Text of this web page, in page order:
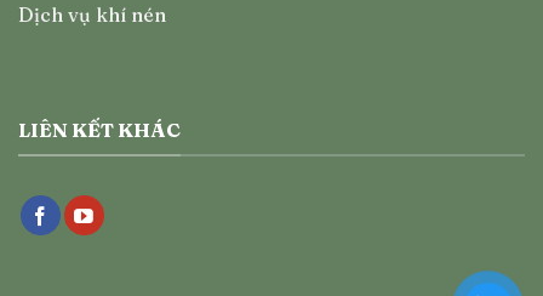
Dịch vụ khí nén
LIÊN KẾT KHÁC